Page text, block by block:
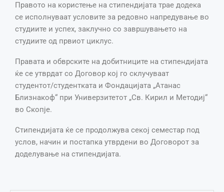
Правото на користење на стипендијата трае додека
се исполнуваат условите за редовно напредување во
студиите и успех, заклучно со завршувањето на
студиите од првиот циклус.
Правата и обврските на добитниците на стипендијата
ќе се утврдат со Договор кој го склучуваат
студентот/студентката и Фондацијата „Атанас
Близнакоф“ при Универзитетот „Св. Кирил и Методиј“
во Скопје.
Стипендијата ќе се продолжува секој семестар под
услов, начин и постапка утврдени во Договорот за
доделување на стипендијата.